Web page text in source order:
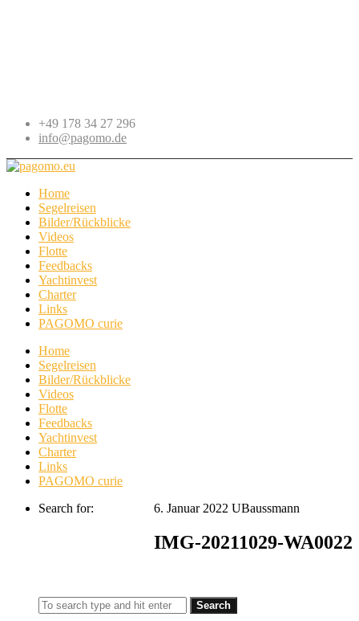
+49 178 34 27 296
info@pagomo.de
Home
Segelreisen
Bilder/Rückblicke
Videos
Flotte
Feedbacks
Yachtinvest
Charter
Links
PAGOMO curie
Home
Segelreisen
Bilder/Rückblicke
Videos
Flotte
Feedbacks
Yachtinvest
Charter
Links
PAGOMO curie
6. Januar 2022 UBaussmann
IMG-20211029-WA0022
Search for: